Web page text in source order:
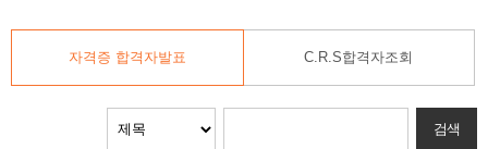
자격증 합격자발표 C.R.S합격자조회